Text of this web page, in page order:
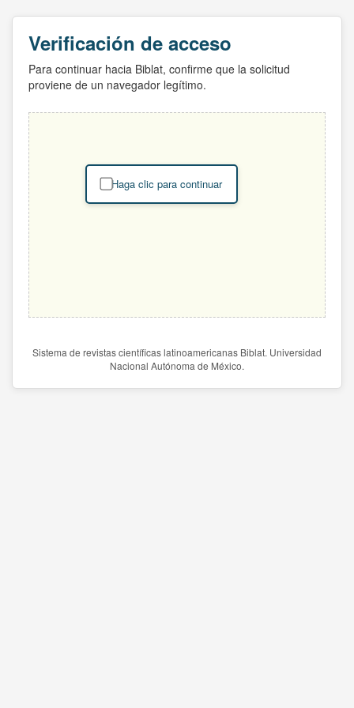
Verificación de acceso
Para continuar hacia Biblat, confirme que la solicitud
proviene de un navegador legítimo.
Haga clic para continuar
Sistema de revistas científicas latinoamericanas Biblat. Universidad
Nacional Autónoma de México.